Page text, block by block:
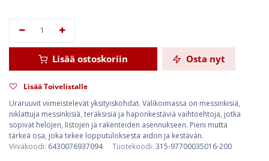
Lisää ostoskoriin Osta nyt
Lisää Toivelistalle
Uraruuvit viimeistelevät yksityiskohdat. Valikoimassa on messinkisiä,
niklattuja messinkisiä, teräksisiä ja haponkestäviä vaihtoehtoja, jotka
sopivat helojen, listojen ja rakenteiden asennukseen. Pieni mutta
tärkeä osa, joka tekee lopputuloksesta aidon ja kestävän.
Viivakoodi: 6430076937094 Tuotekoodi: 315-97700035016-200